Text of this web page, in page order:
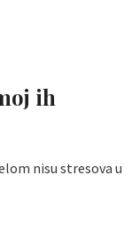
ih
nisu stresova u